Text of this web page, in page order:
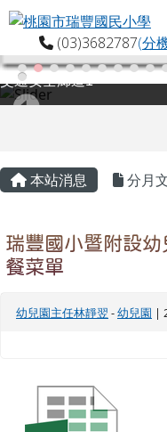
跳至主內容區
桃園市瑞豐國
(03)3682787(分
交通安全廊道1
主內容區域
本站消息 分月
瑞豐國小暨附設
餐菜單
幼兒園主任林靜翌 -幼兒園 |
頁尾區域